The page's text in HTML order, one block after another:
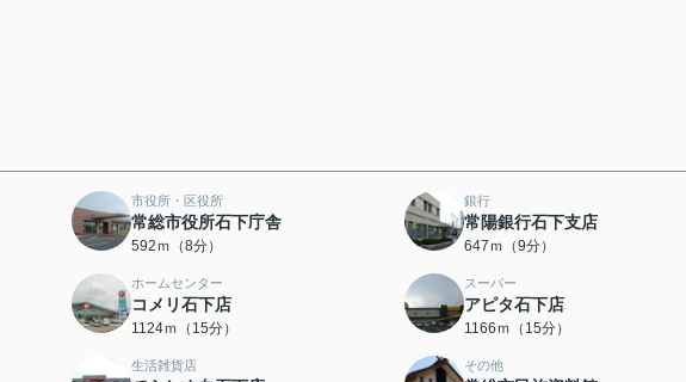
市役所・区役所
常総市役所石下庁舎
592ｍ（8分）
銀行
常陽銀行石下支店
647ｍ（9分）
ホームセンター
コメリ石下店
1124ｍ（15分）
スーパー
アピタ石下店
1166ｍ（15分）
生活雑貨店 その他